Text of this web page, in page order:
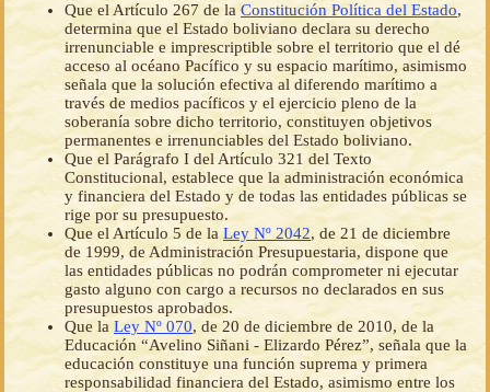
Que el Artículo 267 de la Constitución Política del Estado,
determina que el Estado boliviano declara su derecho
irrenunciable e imprescriptible sobre el territorio que el dé
acceso al océano Pacífico y su espacio marítimo, asimismo
señala que la solución efectiva al diferendo marítimo a
través de medios pacíficos y el ejercicio pleno de la
soberanía sobre dicho territorio, constituyen objetivos
permanentes e irrenunciables del Estado boliviano.
Que el Parágrafo I del Artículo 321 del Texto
Constitucional, establece que la administración económica
y financiera del Estado y de todas las entidades públicas se
rige por su presupuesto.
Que el Artículo 5 de la Ley Nº 2042, de 21 de diciembre
de 1999, de Administración Presupuestaria, dispone que
las entidades públicas no podrán comprometer ni ejecutar
gasto alguno con cargo a recursos no declarados en sus
presupuestos aprobados.
Que laLey Nº 070, de 20 de diciembre de 2010, de la
Educación “Avelino Siñani - Elizardo Pérez”, señala que la
educación constituye una función suprema y primera
responsabilidad financiera del Estado, asimismo entre los